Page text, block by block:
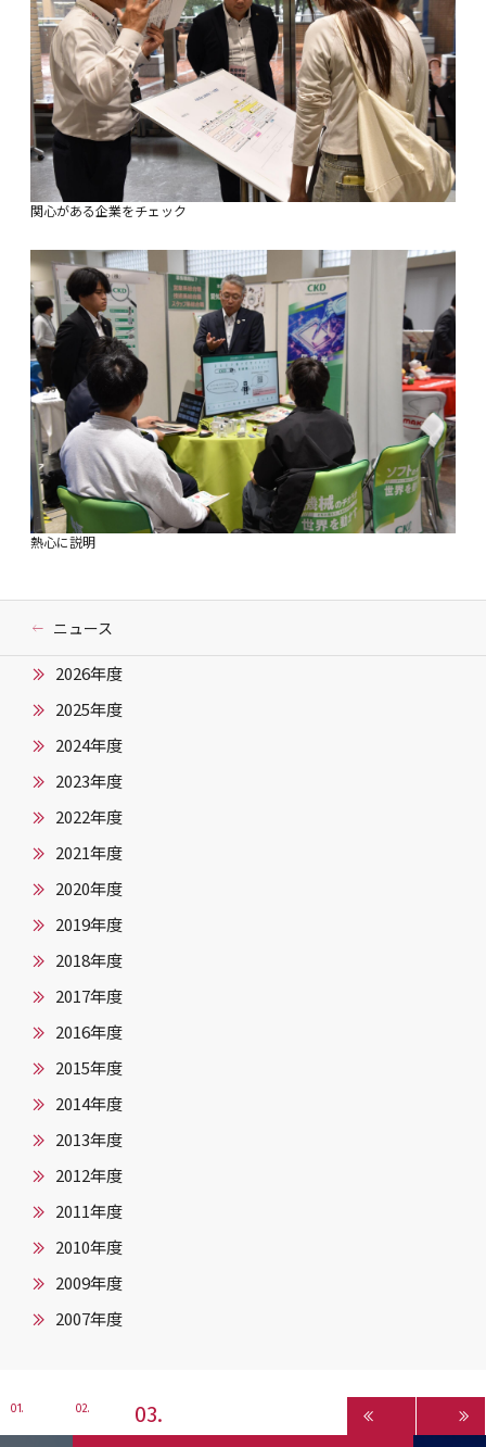
関心がある企業をチェック
熱心に説明
ニュース
2026年度
2025年度
2024年度
2023年度
2022年度
2021年度
2020年度
2019年度
2018年度
2017年度
2016年度
2015年度
2014年度
2013年度
2012年度
2011年度
2010年度
2009年度
2007年度
1 2 3